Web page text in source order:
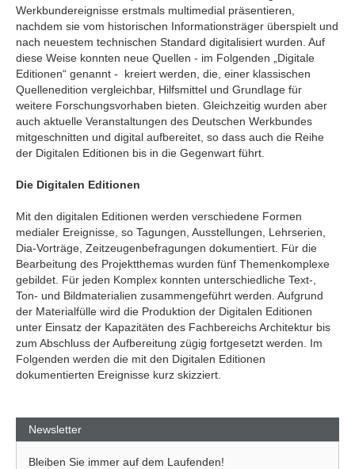
Werkbundereignisse erstmals multimedial präsentieren,
nachdem sie vom historischen Informationsträger überspielt und
nach neuestem technischen Standard digitalisiert wurden. Auf
diese Weise konnten neue Quellen - im Folgenden „Digitale
Editionen“ genannt - kreiert werden, die, einer klassischen
Quellenedition vergleichbar, Hilfsmittel und Grundlage für
weitere Forschungsvorhaben bieten. Gleichzeitig wurden aber
auch aktuelle Veranstaltungen des Deutschen Werkbundes
mitgeschnitten und digital aufbereitet, so dass auch die Reihe
der Digitalen Editionen bis in die Gegenwart führt.
Die Digitalen Editionen
Mit den digitalen Editionen werden verschiedene Formen
medialer Ereignisse, so Tagungen, Ausstellungen, Lehrserien,
Dia-Vorträge, Zeitzeugenbefragungen dokumentiert. Für die
Bearbeitung des Projektthemas wurden fünf Themenkomplexe
gebildet. Für jeden Komplex konnten unterschiedliche Text-,
Ton- und Bildmaterialien zusammengeführt werden. Aufgrund
der Materialfülle wird die Produktion der Digitalen Editionen
unter Einsatz der Kapazitäten des Fachbereichs Architektur bis
zum Abschluss der Aufbereitung zügig fortgesetzt werden. Im
Folgenden werden die mit den Digitalen Editionen
dokumentierten Ereignisse kurz skizziert.
Newsletter
Bleiben Sie immer auf dem Laufenden!